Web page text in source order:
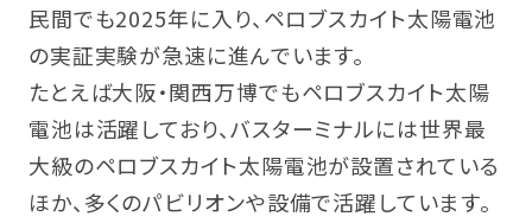
民間でも2025年に入り、ペロブスカイト太陽電池
の実証実験が急速に進んでいます。
たとえば大阪・関西万博でもペロブスカイト太陽
電池は活躍しており、バスターミナルには世界最
大級のペロブスカイト太陽電池が設置されている
ほか、多くのパビリオンや設備で活躍しています。